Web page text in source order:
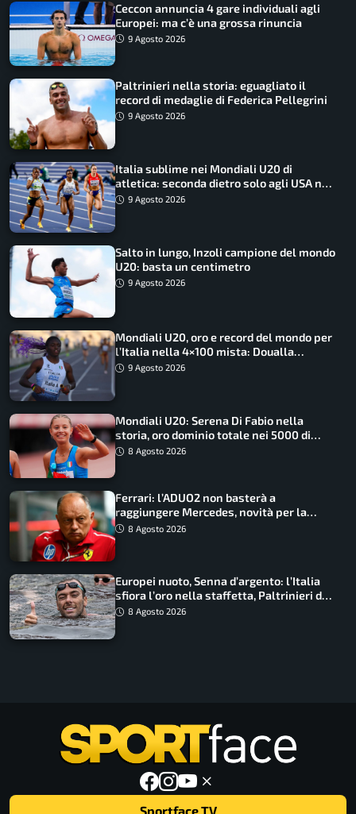
Ceccon annuncia 4 gare individuali agli
Europei: ma c’è una grossa rinuncia
9 Agosto 2026
Paltrinieri nella storia: eguagliato il
record di medaglie di Federica Pellegrini
9 Agosto 2026
Italia sublime nei Mondiali U20 di
atletica: seconda dietro solo agli USA nel
medagliere
9 Agosto 2026
Salto in lungo, Inzoli campione del mondo
U20: basta un centimetro
9 Agosto 2026
Mondiali U20, oro e record del mondo per
l’Italia nella 4×100 mista: Doualla
straordinaria
9 Agosto 2026
Mondiali U20: Serena Di Fabio nella
storia, oro dominio totale nei 5000 di
marcia
8 Agosto 2026
Ferrari: l’ADUO2 non basterà a
raggiungere Mercedes, novità per la
Macarena
8 Agosto 2026
Europei nuoto, Senna d’argento: l’Italia
sfiora l’oro nella staffetta, Paltrinieri da
urlo, il bilancio azzurro
8 Agosto 2026
Sportface TV